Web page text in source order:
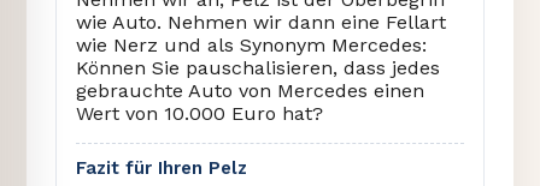
wie Auto. Nehmen wir dann eine Fellart
wie Nerz und als Synonym Mercedes:
Können Sie pauschalisieren, dass jedes
gebrauchte Auto von Mercedes einen
Wert von 10.000 Euro hat?
Fazit für Ihren Pelz